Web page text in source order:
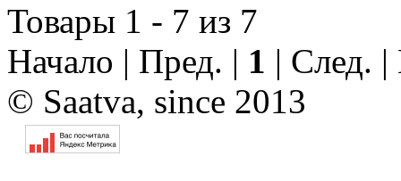
Товары 1 - 7 из 7
Начало | Пред. | 1 | След.
© Saatva, since 2013